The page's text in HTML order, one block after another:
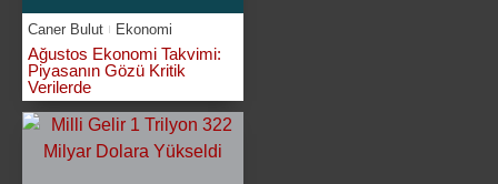
Caner Bulut Ekonomi
Ağustos Ekonomi Takvimi:
Piyasanın Gözü Kritik
Verilerde